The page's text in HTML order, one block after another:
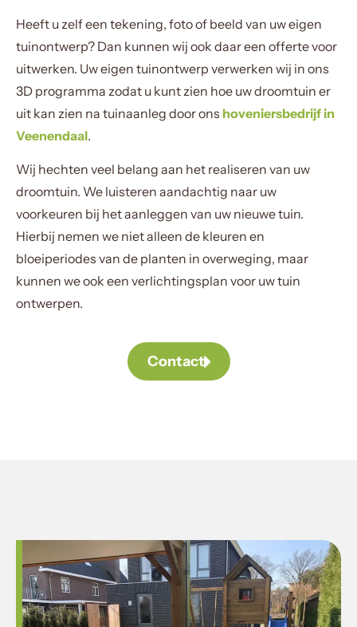
Heeft u zelf een tekening, foto of beeld van uw eigen
tuinontwerp? Dan kunnen wij ook daar een offerte voor
uitwerken. Uw eigen tuinontwerp verwerken wij in ons
3D programma zodat u kunt zien hoe uw droomtuin er
uit kan zien na tuinaanleg door ons hoveniersbedrijf in
Veenendaal.
Wij hechten veel belang aan het realiseren van uw
droomtuin. We luisteren aandachtig naar uw
voorkeuren bij het aanleggen van uw nieuwe tuin.
Hierbij nemen we niet alleen de kleuren en
bloeiperiodes van de planten in overweging, maar
kunnen we ook een verlichtingsplan voor uw tuin
ontwerpen.
Contact